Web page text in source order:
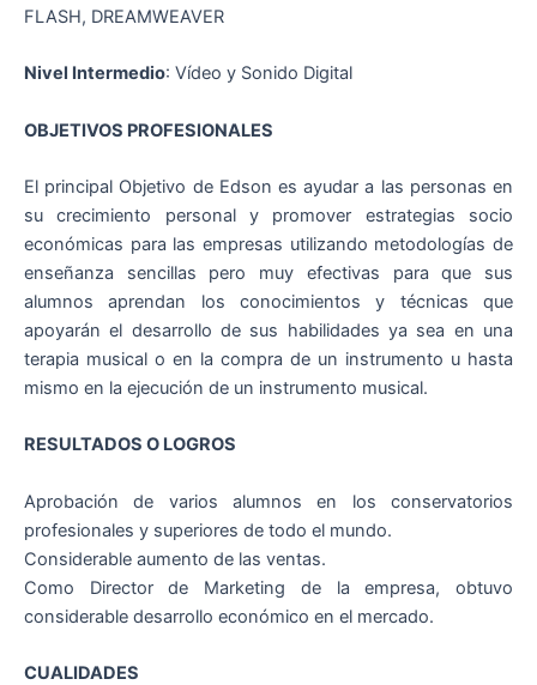
FLASH, DREAMWEAVER
Nivel Intermedio: Vídeo y Sonido Digital
OBJETIVOS PROFESIONALES
El principal Objetivo de Edson es ayudar a las personas en
su crecimiento personal y promover estrategias socio
económicas para las empresas utilizando metodologías de
enseñanza sencillas pero muy efectivas para que sus
alumnos aprendan los conocimientos y técnicas que
apoyarán el desarrollo de sus habilidades ya sea en una
terapia musical o en la compra de un instrumento u hasta
mismo en la ejecución de un instrumento musical.
RESULTADOS O LOGROS
Aprobación de varios alumnos en los conservatorios
profesionales y superiores de todo el mundo.
Considerable aumento de las ventas.
Como Director de Marketing de la empresa, obtuvo
considerable desarrollo económico en el mercado.
CUALIDADES